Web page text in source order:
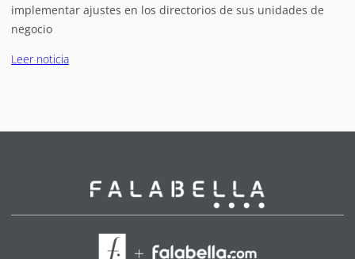
implementar ajustes en los directorios de sus unidades de
negocio
Leer noticia